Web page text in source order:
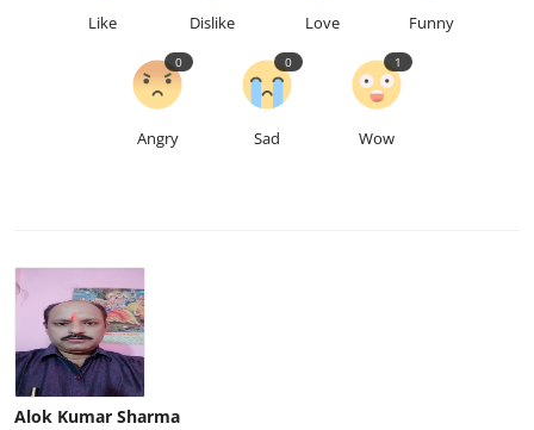
Like Dislike Love Funny
Angry
0
Sad
0
Wow
1
Alok Kumar Sharma